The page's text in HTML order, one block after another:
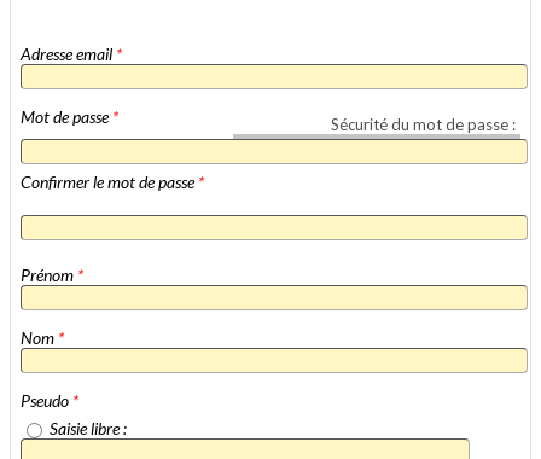
Adresse email *
Sécurité du mot de passe :
Mot de passe*
Confirmer le mot de passe*
Prénom *
Nom *
Pseudo *
Saisie libre :